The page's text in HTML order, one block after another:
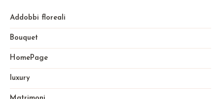
Addobbi floreali
Bouquet
HomePage
luxury